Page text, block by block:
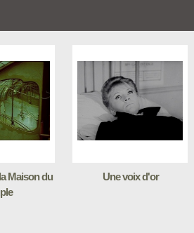
Maison du
Une voix d'or